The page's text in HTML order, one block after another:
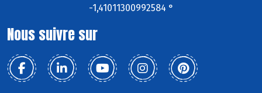
-1,41011300992584 °
Nous suivre sur